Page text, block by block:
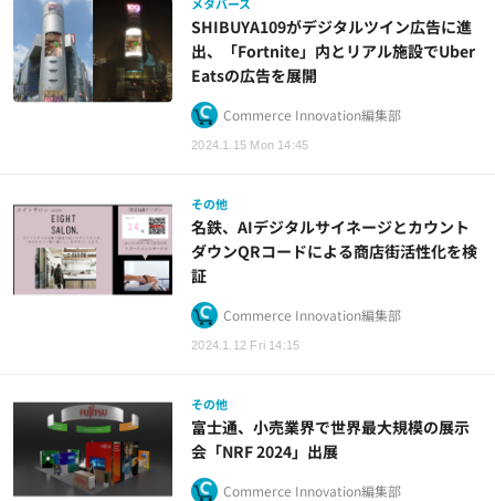
2024.1.15 Mon 14:45
SHIBUYA109がデジタルツイン広告に進
出、「Fortnite」内とリアル施設でUber
Eatsの広告を展開
Commerce Innovation編集部
その他
2024.1.12 Fri 14:15
名鉄、AIデジタルサイネージとカウント
ダウンQRコードによる商店街活性化を検
証
Commerce Innovation編集部
その他
富士通、小売業界で世界最大規模の展示
会「NRF 2024」出展
Commerce Innovation編集部